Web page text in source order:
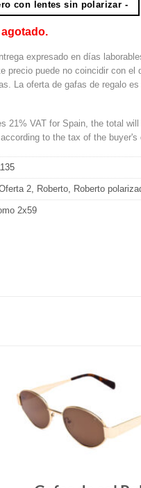
con lentes sin polarizar -
expresado en días
precio puede no coincidir con el
La oferta de gafas de regalo
21% VAT for Spain, the total will
to the tax of the buyer's
2, Roberto, Roberto
2x59